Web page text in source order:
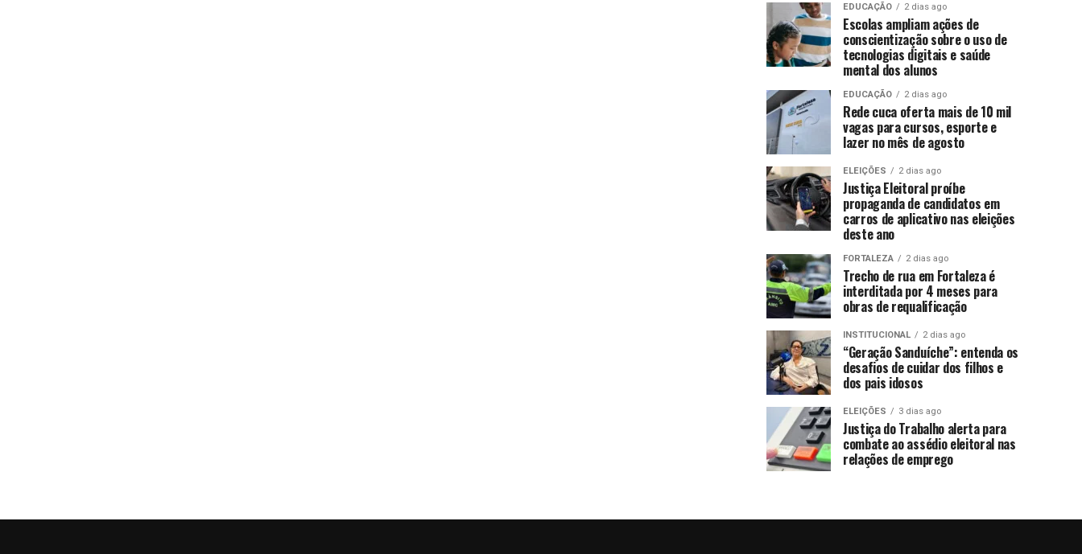
EDUCAÇÃO 2 dias ago
Escolas ampliam ações de
conscientização sobre o uso de
tecnologias digitais e saúde
mental dos alunos
EDUCAÇÃO 2 dias ago
Rede cuca oferta mais de 10 mil
vagas para cursos, esporte e
lazer no mês de agosto
ELEIÇÕES 2 dias ago
Justiça Eleitoral proíbe
propaganda de candidatos em
carros de aplicativo nas eleições
deste ano
FORTALEZA 2 dias ago
Trecho de rua em Fortaleza é
interditada por 4 meses para
obras de requalificação
INSTITUCIONAL 2 dias ago
“Geração Sanduíche”: entenda os
desafios de cuidar dos filhos e
dos pais idosos
ELEIÇÕES 3 dias ago
Justiça do Trabalho alerta para
combate ao assédio eleitoral nas
relações de emprego